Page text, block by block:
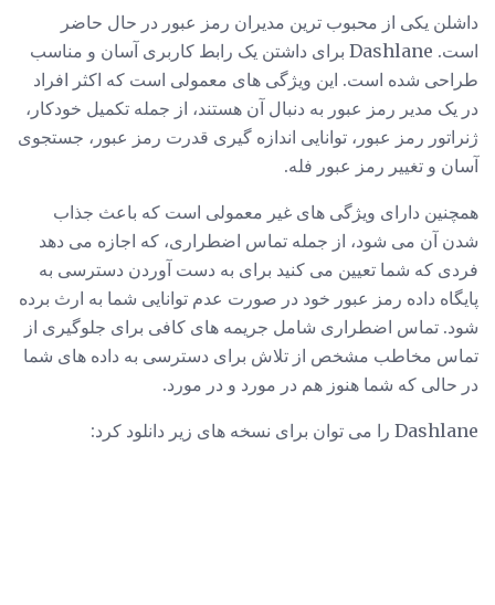
داشلن یکی از محبوب ترین مدیران رمز عبور در حال حاضر
است. Dashlane برای داشتن یک رابط کاربری آسان و مناسب
طراحی شده است. این ویژگی های معمولی است که اکثر افراد
در یک مدیر رمز عبور به دنبال آن هستند، از جمله تکمیل خودکار،
ژنراتور رمز عبور، توانایی اندازه گیری قدرت رمز عبور، جستجوی
آسان و تغییر رمز عبور فله.
همچنین دارای ویژگی های غیر معمولی است که باعث جذاب
شدن آن می شود، از جمله تماس اضطراری، که اجازه می دهد
فردی که شما تعیین می کنید برای به دست آوردن دسترسی به
پایگاه داده رمز عبور خود در صورت عدم توانایی شما به ارث برده
شود. تماس اضطراری شامل جریمه های کافی برای جلوگیری از
تماس مخاطب مشخص از تلاش برای دسترسی به داده های شما
در حالی که شما هنوز هم در مورد و در مورد.
Dashlane را می توان برای نسخه های زیر دانلود کرد: